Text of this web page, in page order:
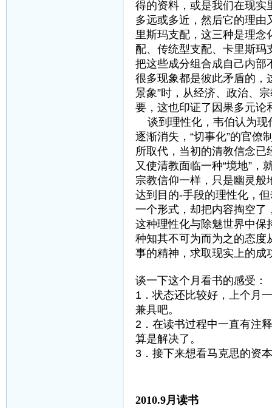
得的资料，或是我们在现实
多远或多近，然后它的理由
里斯玛支配，这三种是理
配、传统型支配、卡里斯玛
把这些成分组合成自己内部
很多现象都是彼此矛盾的，
景象”时，从经济、政治、
要，这也印证了因果多元论
谈到理性化，韦伯认为现
逐渐消失，“切事化”的官僚
所取代，当初的清教信念已
又使清教面临一种“境地”，
宗教信仰一样，只是幽灵般
达到目的-手段的理性化，
一个形式，却把内容掏空了
这种理性化与除魅世界中保
种知其不可为而为之的态度
事的精神，求取现实上的成
谈一下这个月看书的感受：
1．状态还比较好，上个月
兼具吧。
2．在读书过程中一直有注
算是解决了。
3．接下来想看马克思的资
2010.9月读书